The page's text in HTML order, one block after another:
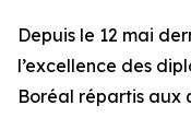
Depuis le 12 mai
l’excellence des
Boréal répartis aux